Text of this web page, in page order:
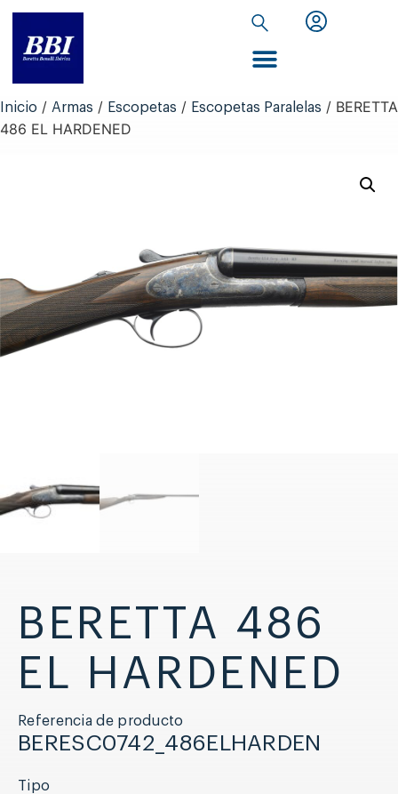
Inicio / Armas / Escopetas / Escopetas Paralelas / BERETTA
486 EL HARDENED
BERETTA 486
EL HARDENED
Referencia de producto
BERESC0742_486ELHARDEN
Tipo